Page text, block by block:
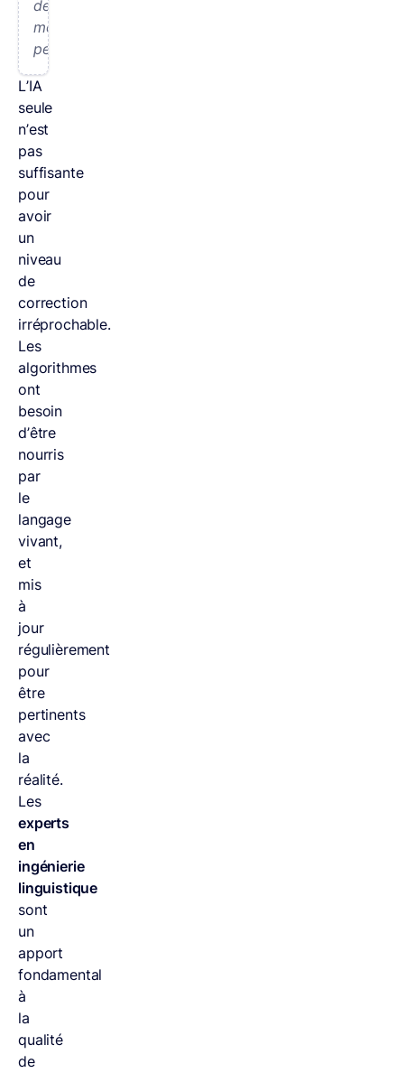
des
modèles
persistants.
L’IA
seule
n’est
pas
suffisante
pour
avoir
un
niveau
de
correction
irréprochable.
Les
algorithmes
ont
besoin
d’être
nourris
par
le
langage
vivant,
et
mis
à
jour
régulièrement
pour
être
pertinents
avec
la
réalité.
Les
experts
en
ingénierie
linguistique
sont
un
apport
fondamental
à
la
qualité
de